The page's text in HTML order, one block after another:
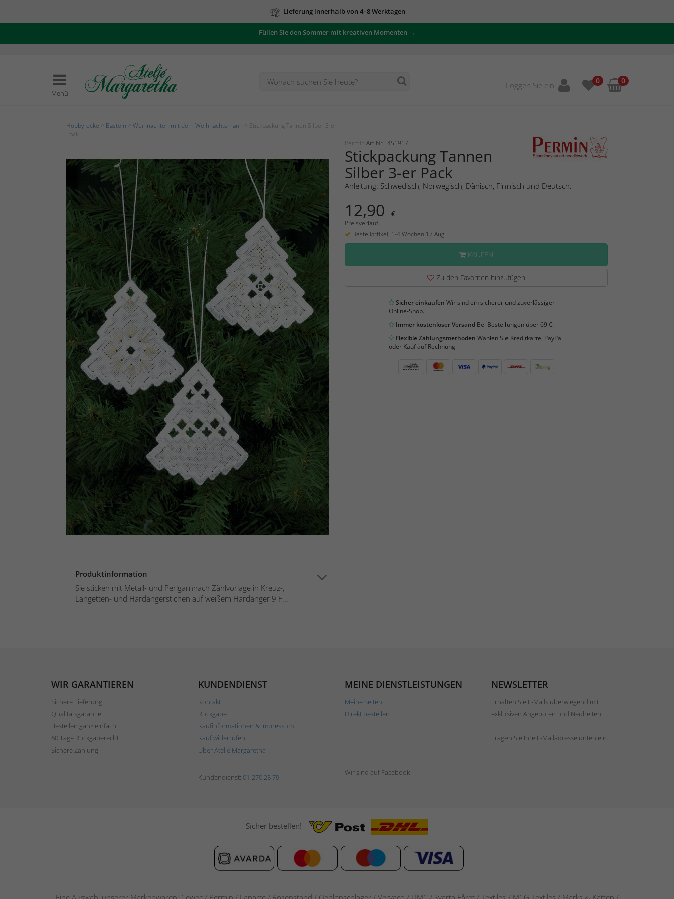
Lieferung innerhalb von 4–8 Werktagen
Zu unseren Angeboten
Füllen Sie den Sommer mit kreativen Momenten →
Menü
Loggen Sie ein 0 0
Hobby-ecke Basteln Weihnachten mit dem Weihnachtsmann > Stickpackung Tannen Silber 3-er
Pack
Produktinformation
Sie sticken mit Metall- und Perlgarnnach Zählvorlage in Kreuz-,
Langetten- und Hardangerstichen auf weißem Hardanger 9 F...
Permin Art.Nr.: 451917
Stickpackung Tannen
Silber 3-er Pack
Anleitung: Schwedisch, Norwegisch, Dänisch, Finnisch und Deutsch.
12,90 €
Preisverlauf
Bestellartikel, 1-4 Wochen 17 Aug
KAUFEN
Zu den Favoriten hinzufügen
Sicher einkaufen Wir sind ein sicherer und zuverlässiger
Online-Shop.
Immer kostenloser VersandBei Bestellungen über 69 €.
Flexible Zahlungsmethoden Wählen Sie Kreditkarte, PayPal
oder Kauf auf Rechnung
WIR GARANTIEREN
Sichere Lieferung
Qualitätsgarantie
Bestellen ganz einfach
60 Tage Rückgaberecht
Sichere Zahlung
KUNDENDIENST
Kontakt
Rückgabe
Kaufinformationen & Impressum
Kauf widerrufen
Über Ateljé Margaretha
MEINE DIENSTLEISTUNGEN
Meine Seiten
Direkt bestellen
NEWSLETTER
Erhalten Sie E-Mails überwiegend mit
exklusiven Angeboten und Neuheiten.
Tragen Sie Ihre E-Mailadresse unten ein.
Kundendienst: 01-270 25 79
Wir sind auf Facebook
Sicher bestellen!